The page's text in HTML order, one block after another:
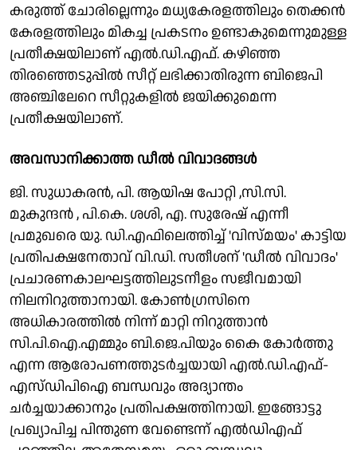
കരുത്ത് ചോരില്ലെന്നും മധ്യകേരളത്തിലും തെക്കന്‍
കേരളത്തിലും മികച്ച പ്രകടനം ഉണ്ടാകുമെന്നുമുള്ള
പ്രതീക്ഷയിലാണ് എല്‍.ഡി.എഫ്. കഴിഞ്ഞ
തിരഞ്ഞെടുപ്പില്‍ സീറ്റ് ലഭിക്കാതിരുന്ന ബിജെപി
അഞ്ചിലേറെ സീറ്റുകളില്‍ ജയിക്കുമെന്ന
പ്രതീക്ഷയിലാണ്.
അവസാനിക്കാത്ത ഡീല്‍ വിവാദങ്ങള്‍
ജി. സുധാകരന്‍, പി. ആയിഷ പോറ്റി ,സി.സി.
മുകുന്ദന്‍ , പി.കെ. ശശി, എ. സുരേഷ് എന്നീ
പ്രമുഖരെ യു. ഡി.എഫിലെത്തിച്ച് 'വിസ്മയം' കാട്ടിയ
പ്രതിപക്ഷനേതാവ് വി.ഡി. സതീശന് 'ഡീല്‍ വിവാദം'
പ്രചാരണകാലഘട്ടത്തിലുടനീളം സജീവമായി
നിലനിറുത്താനായി. കോണ്‍ഗ്രസിനെ
അധികാരത്തില്‍ നിന്ന് മാറ്റി നിറുത്താന്‍
സി.പി.ഐ.എമ്മും ബി.ജെ.പിയും കൈ കോര്‍ത്തു
എന്ന ആരോപണത്തുടര്‍ച്ചയായി എല്‍.ഡി.എഫ്-
എസ്‌ഡിപിഐ ബന്ധവും അദ്യാന്തം
ചര്‍ച്ചയാക്കാനും പ്രതിപക്ഷത്തിനായി. ഇങ്ങോട്ടു
പ്രഖ്യാപിച്ച പിന്തുണ വേണ്ടെന്ന് എല്‍ഡിഎഫ്